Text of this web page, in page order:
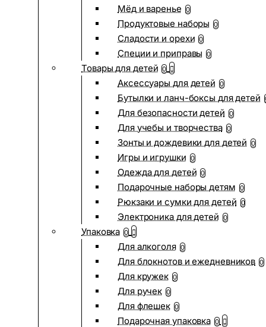
Мёд и варенье 0
Продуктовые наборы 0
Сладости и орехи 0
Специи и приправы 0
Товары для детей 0
Аксессуары для детей 0
Бутылки и ланч-боксы для детей
Для безопасности детей 0
Для учебы и творчества 0
Зонты и дождевики для детей 0
Игры и игрушки 0
Одежда для детей 0
Подарочные наборы детям 0
Рюкзаки и сумки для детей 0
Электроника для детей 0
Упаковка 0
Для алкоголя 0
Для блокнотов и ежедневников 0
Для кружек 0
Для ручек 0
Для флешек 0
Подарочная упаковка 0